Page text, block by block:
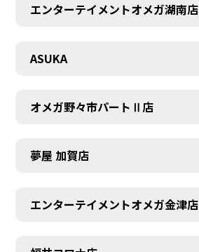
CONTACT
エンターテイメントオメガ湖南店
ASUKA
オメガ野々市パートⅡ店
夢屋 加賀店
エンターテイメントオメガ金津店